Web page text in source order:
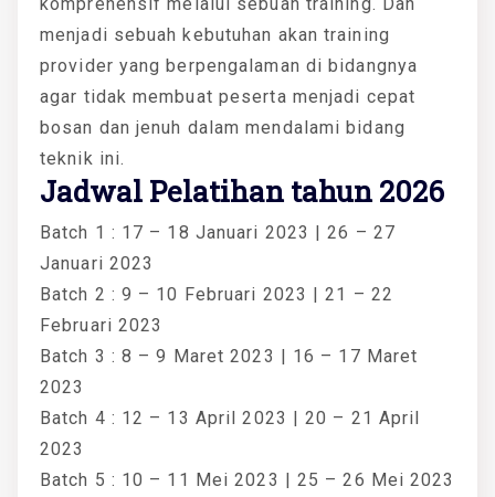
menjadi sebuah kebutuhan akan training
provider yang berpengalaman di bidangnya
agar tidak membuat peserta menjadi cepat
bosan dan jenuh dalam mendalami bidang
teknik ini.
Jadwal Pelatihan tahun 2026
Batch 1 : 17 – 18 Januari 2023 | 26 – 27
Januari 2023
Batch 2 : 9 – 10 Februari 2023 | 21 – 22
Februari 2023
Batch 3 : 8 – 9 Maret 2023 | 16 – 17 Maret
2023
Batch 4 : 12 – 13 April 2023 | 20 – 21 April
2023
Batch 5 : 10 – 11 Mei 2023 | 25 – 26 Mei 2023